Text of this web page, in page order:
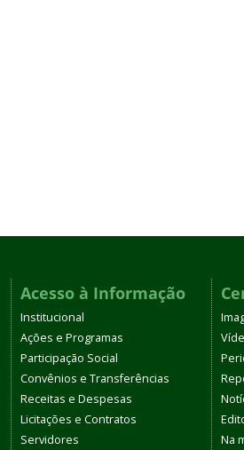
Acesso à Informação
Institucional
Ações e Programas
Participação Social
Convênios e Transferências
Receitas e Despesas
Licitações e Contratos
Servidores
Na